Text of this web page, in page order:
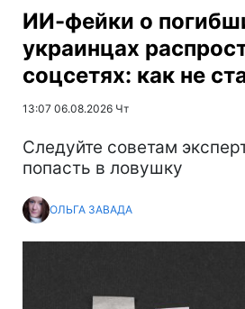
ИИ-фейки о
украинцах
соцсетях: как не
13:07 06.08.2026 Чт
Следуйте советам
попасть в ловушку
ОЛЬГА ЗАВАДА